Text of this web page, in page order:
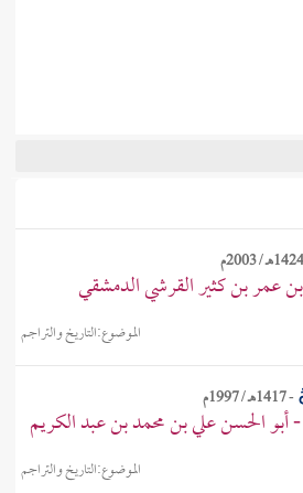
1424هـ / 2003م
عمر بن كثير القرشي الدمشقي
الموضوع:التاريخ والتراجم
-1417هـ / 1997م
- أبو الحسن علي بن محمد بن عبد الكريم
الموضوع:التاريخ والتراجم